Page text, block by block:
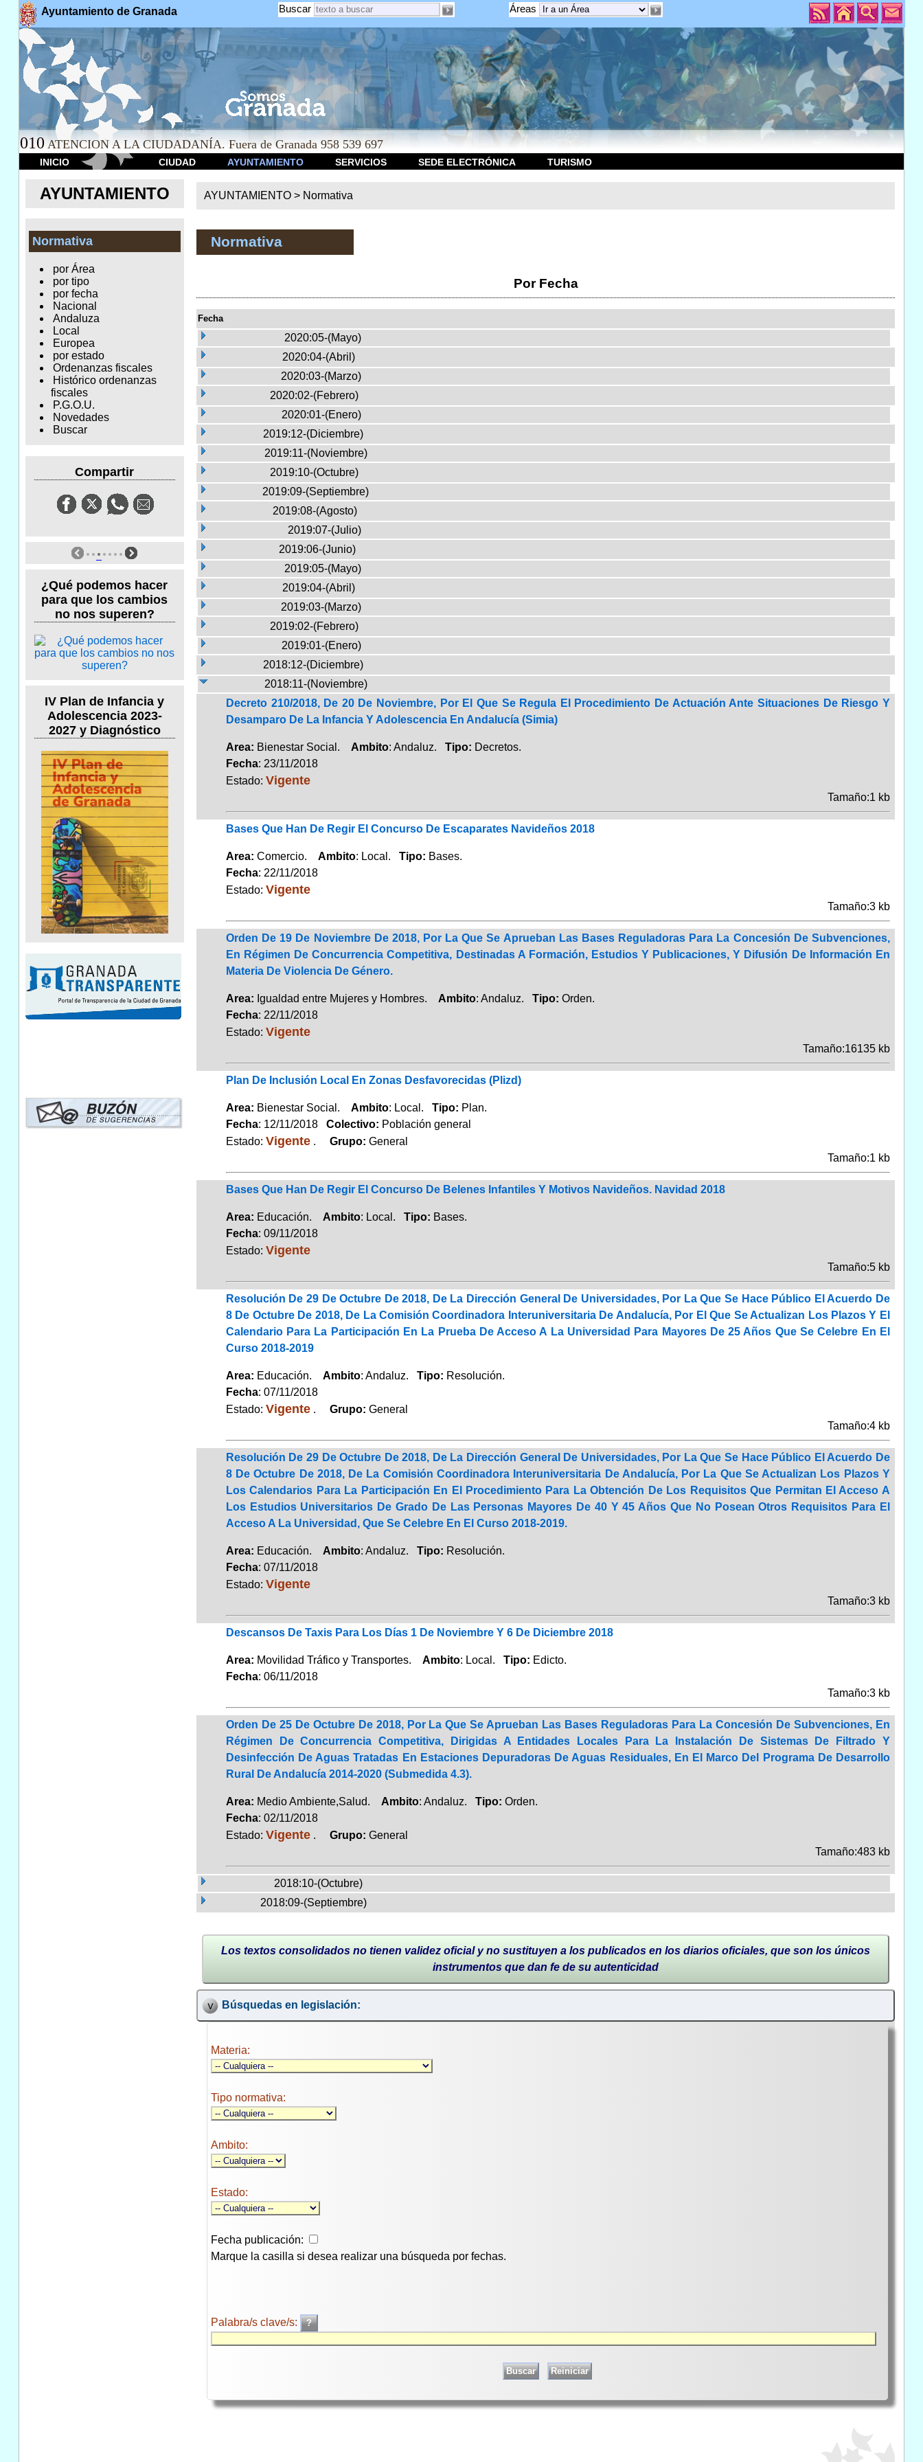
Ayuntamiento de Granada Áreas
Buscar
010 ATENCION A LA CIUDADANÍA. Fuera de Granada 958 539 697
INICIO CIUDAD AYUNTAMIENTO SERVICIOS SEDE ELECTRÓNICA TURISMO
AYUNTAMIENTO
Normativa
por Área
por tipo
por fecha
Nacional
Andaluza
Local
Europea
por estado
Ordenanzas fiscales
Histórico ordenanzas
fiscales
P.G.O.U.
Novedades
Buscar
Compartir
¿Qué podemos hacer
para que los cambios
no nos superen?
IV Plan de Infancia y
Adolescencia 2023-
2027 y Diagnóstico
AYUNTAMIENTO > Normativa
Normativa
Por Fecha
Fecha
2020:05-(Mayo)
2020:04-(Abril)
2020:03-(Marzo)
2020:02-(Febrero)
2020:01-(Enero)
2019:12-(Diciembre)
2019:11-(Noviembre)
2019:10-(Octubre)
2019:09-(Septiembre)
2019:08-(Agosto)
2019:07-(Julio)
2019:06-(Junio)
2019:05-(Mayo)
2019:04-(Abril)
2019:03-(Marzo)
2019:02-(Febrero)
2019:01-(Enero)
2018:12-(Diciembre)
2018:11-(Noviembre)
Decreto 210/2018, De 20 De Noviembre, Por El Que Se Regula El Procedimiento De Actuación Ante Situaciones De Riesgo Y
Desamparo De La Infancia Y Adolescencia En Andalucía (Simia)
Area: Bienestar Social. Ambito: Andaluz. Tipo: Decretos.
Fecha: 23/11/2018
Estado: Vigente
Tamaño:1 kb
Bases Que Han De Regir El Concurso De Escaparates Navideños 2018
Area: Comercio. Ambito: Local. Tipo: Bases.
Fecha: 22/11/2018
Estado: Vigente
Tamaño:3 kb
Orden De 19 De Noviembre De 2018, Por La Que Se Aprueban Las Bases Reguladoras Para La Concesión De Subvenciones,
En Régimen De Concurrencia Competitiva, Destinadas A Formación, Estudios Y Publicaciones, Y Difusión De Información En
Materia De Violencia De Género.
Area: Igualdad entre Mujeres y Hombres. Ambito: Andaluz. Tipo: Orden.
Fecha: 22/11/2018
Estado: Vigente
Tamaño:16135 kb
Plan De Inclusión Local En Zonas Desfavorecidas (Plizd)
Area: Bienestar Social. Ambito: Local. Tipo: Plan.
Fecha: 12/11/2018Colectivo: Población general
Estado: Vigente. Grupo: General
Tamaño:1 kb
Bases Que Han De Regir El Concurso De Belenes Infantiles Y Motivos Navideños. Navidad 2018
Area: Educación. Ambito: Local. Tipo: Bases.
Fecha: 09/11/2018
Estado: Vigente
Tamaño:5 kb
Resolución De 29 De Octubre De 2018, De La Dirección General De Universidades, Por La Que Se Hace Público El Acuerdo De
8 De Octubre De 2018, De La Comisión Coordinadora Interuniversitaria De Andalucía, Por El Que Se Actualizan Los Plazos Y El
Calendario Para La Participación En La Prueba De Acceso A La Universidad Para Mayores De 25 Años Que Se Celebre En El
Curso 2018-2019
Area: Educación. Ambito: Andaluz. Tipo: Resolución.
Fecha: 07/11/2018
Estado: Vigente. Grupo: General
Tamaño:4 kb
Resolución De 29 De Octubre De 2018, De La Dirección General De Universidades, Por La Que Se Hace Público El Acuerdo De
8 De Octubre De 2018, De La Comisión Coordinadora Interuniversitaria De Andalucía, Por La Que Se Actualizan Los Plazos Y
Los Calendarios Para La Participación En El Procedimiento Para La Obtención De Los Requisitos Que Permitan El Acceso A
Los Estudios Universitarios De Grado De Las Personas Mayores De 40 Y 45 Años Que No Posean Otros Requisitos Para El
Acceso A La Universidad, Que Se Celebre En El Curso 2018-2019.
Area: Educación. Ambito: Andaluz. Tipo: Resolución.
Fecha: 07/11/2018
Estado: Vigente
Tamaño:3 kb
Descansos De Taxis Para Los Días 1 De Noviembre Y 6 De Diciembre 2018
Area: Movilidad Tráfico y Transportes. Ambito: Local. Tipo: Edicto.
Fecha: 06/11/2018
Tamaño:3 kb
Orden De 25 De Octubre De 2018, Por La Que Se Aprueban Las Bases Reguladoras Para La Concesión De Subvenciones, En
Régimen De Concurrencia Competitiva, Dirigidas A Entidades Locales Para La Instalación De Sistemas De Filtrado Y
Desinfección De Aguas Tratadas En Estaciones Depuradoras De Aguas Residuales, En El Marco Del Programa De Desarrollo
Rural De Andalucía 2014-2020 (Submedida 4.3).
Area: Medio Ambiente,Salud. Ambito: Andaluz. Tipo: Orden.
Fecha: 02/11/2018
Estado: Vigente. Grupo: General
Tamaño:483 kb
2018:10-(Octubre)
2018:09-(Septiembre)
Los textos consolidados no tienen validez oficial y no sustituyen a los publicados en los diarios oficiales, que son los únicos
instrumentos que dan fe de su autenticidad
Búsquedas en legislación:
Materia:
Tipo normativa:
Ambito:
Estado:
Fecha publicación:
Marque la casilla si desea realizar una búsqueda por fechas.
Palabra/s clave/s: